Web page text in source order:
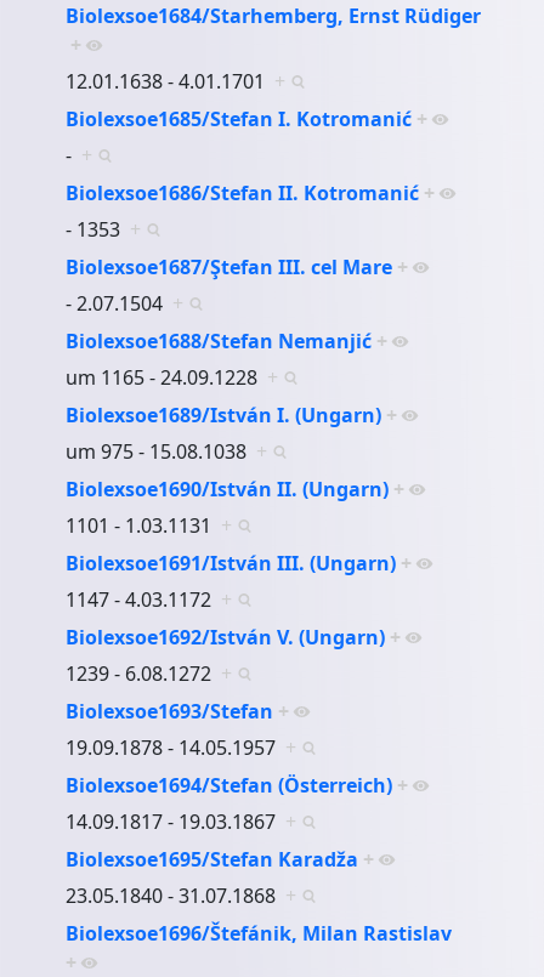
Biolexsoe1684/Starhemberg, Ernst Rüdiger
+
12.01.1638 - 4.01.1701 +
Biolexsoe1685/Stefan I. Kotromanić +
- +
Biolexsoe1686/Stefan II. Kotromanić +
- 1353 +
Biolexsoe1687/Ştefan III. cel Mare +
- 2.07.1504 +
Biolexsoe1688/Stefan Nemanjić +
um 1165 - 24.09.1228 +
Biolexsoe1689/István I. (Ungarn) +
um 975 - 15.08.1038 +
Biolexsoe1690/István II. (Ungarn) +
1101 - 1.03.1131 +
Biolexsoe1691/István III. (Ungarn) +
1147 - 4.03.1172 +
Biolexsoe1692/István V. (Ungarn) +
1239 - 6.08.1272 +
Biolexsoe1693/Stefan +
19.09.1878 - 14.05.1957 +
Biolexsoe1694/Stefan (Österreich) +
14.09.1817 - 19.03.1867 +
Biolexsoe1695/Stefan Karadža +
23.05.1840 - 31.07.1868 +
Biolexsoe1696/Štefánik, Milan Rastislav
+